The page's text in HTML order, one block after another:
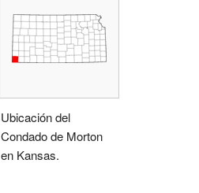
Ubicación del
Condado de Morton
en Kansas.